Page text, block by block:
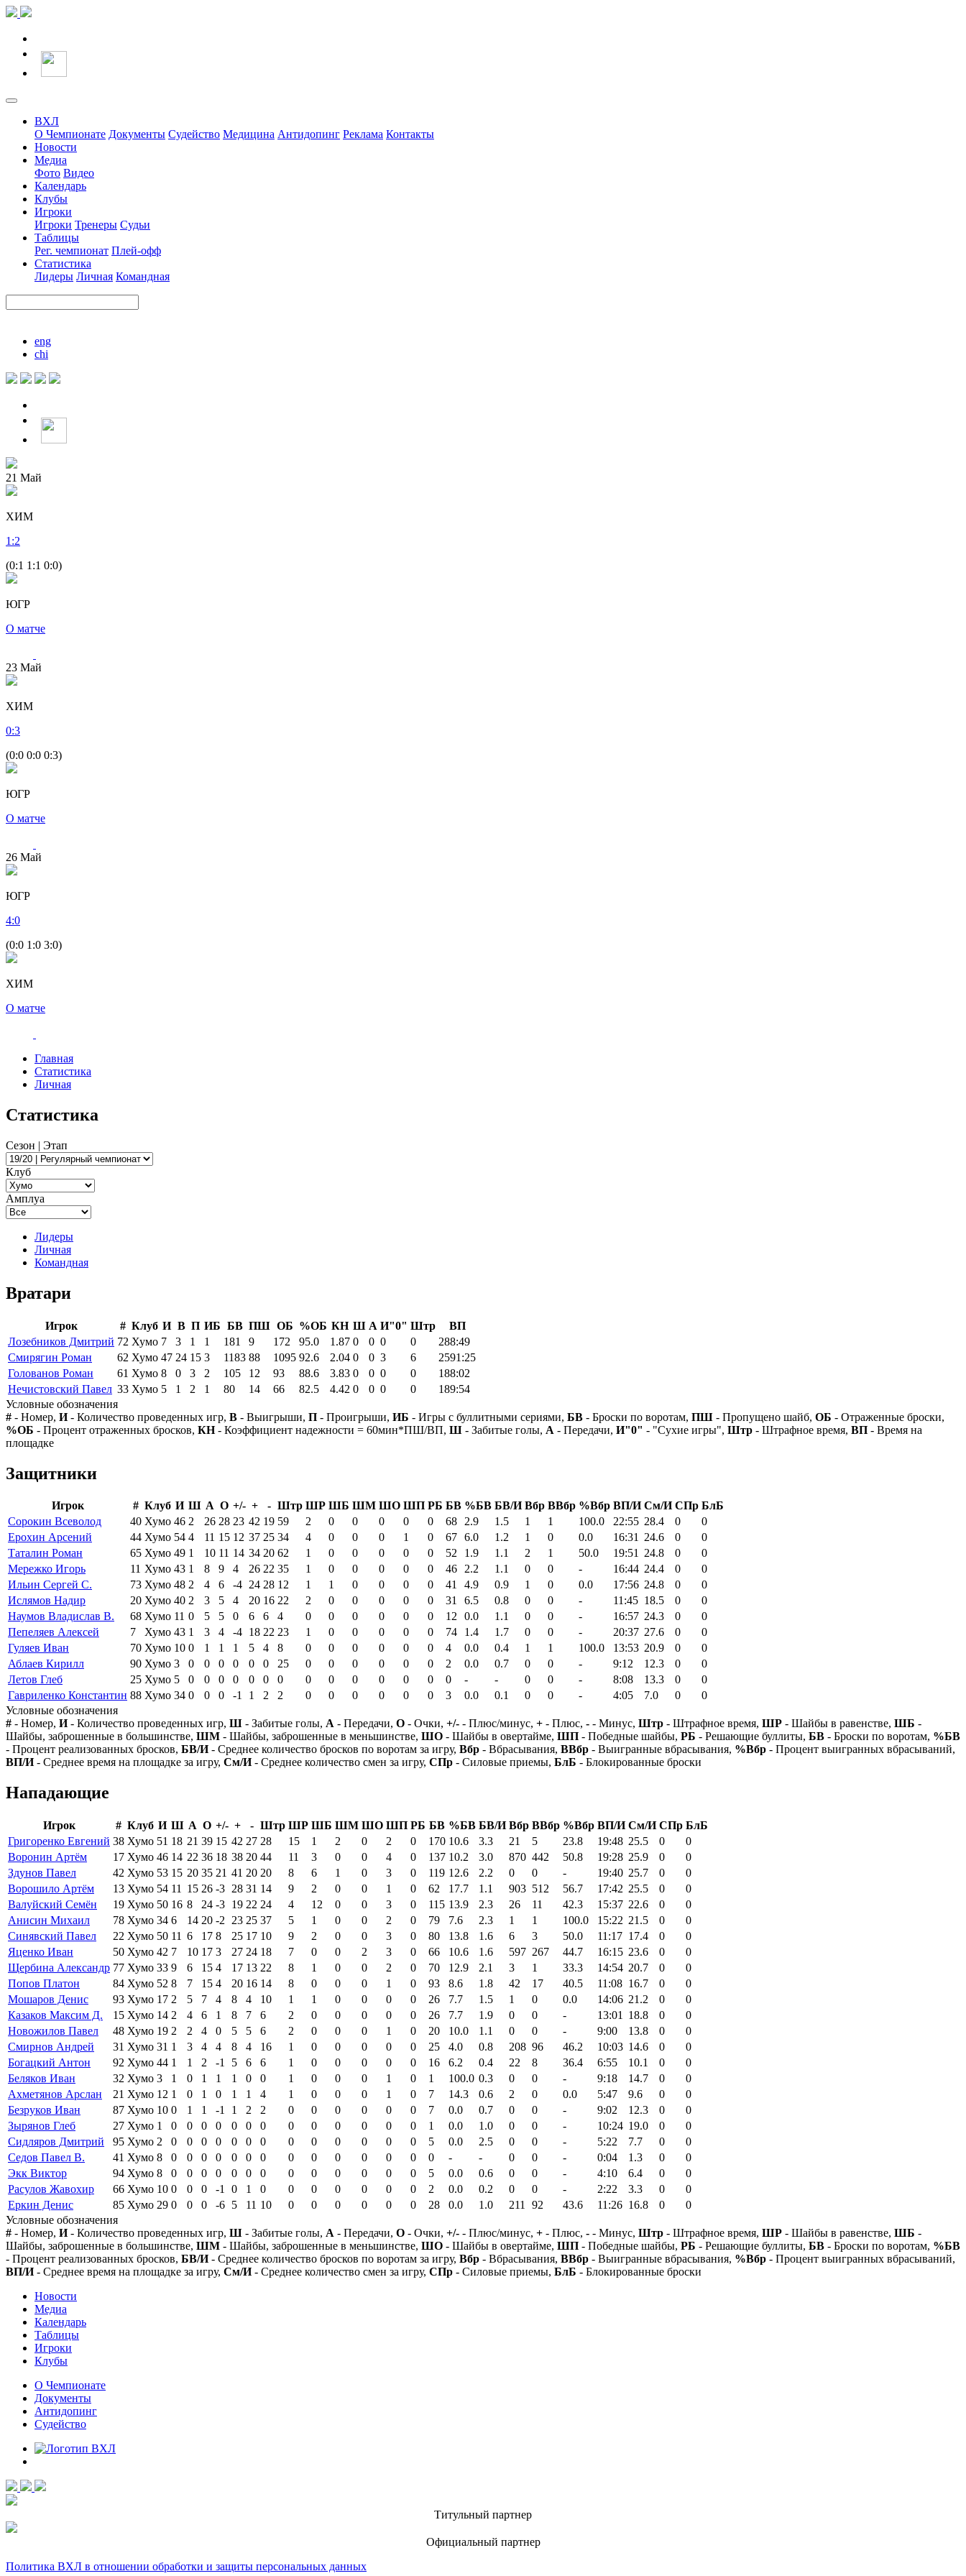
ВХЛ
О Чемпионате Документы Судейство Медицина Антидопинг Реклама Контакты
Новости
Медиа
Фото Видео
Календарь
Клубы
Игроки
Игроки Тренеры Судьи
Таблицы
Рег. чемпионат Плей-офф
Статистика
Лидеры Личная Командная
eng
chi
21 Май
ХИМ
1 :2
(0:1 1:1 0:0)
ЮГР
О матче
23 Май
ХИМ
0:3
(0:0 0:0 0:3)
ЮГР
О матче
26 Май
ЮГР
4:0
(0:0 1:0 3:0)
ХИМ
О матче
Главная
Статистика
Личная
Статистика
Сезон | Этап
Клуб
Амплуа
Лидеры
Личная
Командная
Вратари
Игрок # Клуб И В П ИБ БВ ПШ ОБ %ОБ КН Ш А И"0" Штр
ВП
Лозебников Дмитрий 72 Хумо 7 3 1 1 181 9 172 95.0 1.87 0 0 0 0
288:49
Смирягин Роман
62 Хумо 47 24 15 3 1183 88 1095 92.6 2.04 0 0 3 6
2591:25
Голованов Роман
61 Хумо 8 0 3 2 105 12 93 88.6 3.83 0 0 0 0
188:02
Нечистовский Павел 33 Хумо 5 1 2 1 80 14 66 82.5 4.42 0 0 0 0
189:54
Условные обозначения
# - Номер, И- Количество проведенных игр, В - Выигрыши, П - Проигрыши, ИБ - Игры с буллитными сериями, БВ - Броски по воротам, ПШ - Пропущено шайб, ОБ - Отраженные броски,
%ОБ - Процент отраженных бросков, КН- Коэффициент надежности = 60мин*ПШ/ВП, Ш - Забитые голы, А - Передачи, И"0" - "Сухие игры", Штр - Штрафное время, ВП - Время на
площадке
Защитники
Игрок # Клуб И Ш А О +/- + - Штр ШР ШБ ШМ ШО ШП РБ БВ %БВ БВ/И Вбр ВВбр %Вбр ВП/И См/И СПр БлБ
Сорокин Всеволод
40 Хумо 46 2 26 28 23 42 19 59 2 0 0 0 0 0 68 2.9 1.5 1 1 100.0 22:55 28.4 0
0
Ерохин Арсений
44 Хумо 54 4 11 15 12 37 25 34 4 0 0 0 1 0 67 6.0 1.2 1 0 0.0 16:31 24.6 0
0
Таталин Роман
65 Хумо 49 1 10 11 14 34 20 62 1 0 0 0 0 0 52 1.9 1.1 2 1 50.0 19:51 24.8 0
0
Мережко Игорь
11 Хумо 43 1 8 9 4 26 22 35 1 0 0 0 0 0 46 2.2 1.1 0 0 - 16:44 24.4 0
0
Ильин Сергей С.
73 Хумо 48 2 4 6 -4 24 28 12 1 1 0 0 0 0 41 4.9 0.9 1 0 0.0 17:56 24.8 0
0
Ислямов Надир
20 Хумо 40 2 3 5 4 20 16 22 2 0 0 0 0 0 31 6.5 0.8 0 0 - 11:45 18.5 0
0
Наумов Владислав В.
68 Хумо 11 0 5 5 0 6 6 4 0 0 0 0 0 0 12 0.0 1.1 0 0 - 16:57 24.3 0
0
Пепеляев Алексей
7 Хумо 43 1 3 4 -4 18 22 23 1 0 0 0 0 0 74 1.4 1.7 0 0 - 20:37 27.6 0
0
Гуляев Иван
70 Хумо 10 0 1 1 1 5 4 8 0 0 0 0 0 0 4 0.0 0.4 1 1 100.0 13:53 20.9 0
0
Аблаев Кирилл
90 Хумо 3 0 0 0 0 0 0 25 0 0 0 0 0 0 2 0.0 0.7 0 0 - 9:12 12.3 0
0
Летов Глеб
25 Хумо 5 0 0 0 0 0 0 0 0 0 0 0 0 0 0 - - 0 0 - 8:08 13.3 0
0
Гавриленко Константин 88 Хумо 34 0 0 0 -1 1 2 2 0 0 0 0 0 0 3 0.0 0.1 0 0 - 4:05 7.0 0
0
Условные обозначения
# - Номер, И- Количество проведенных игр, Ш - Забитые голы, А - Передачи, О - Очки, +/- - Плюс/минус, + - Плюс, - - Минус, Штр - Штрафное время, ШР - Шайбы в равенстве, ШБ -
Шайбы, заброшенные в большинстве, ШМ - Шайбы, заброшенные в меньшинстве, ШО - Шайбы в овертайме, ШП - Победные шайбы, РБ - Решающие буллиты, БВ - Броски по воротам, %БВ
- Процент реализованных бросков, БВ/И- Среднее количество бросков по воротам за игру, Вбр - Вбрасывания, ВВбр - Выигранные вбрасывания, %Вбр - Процент выигранных вбрасываний,
ВП/И- Среднее время на площадке за игру, См/И- Среднее количество смен за игру, СПр - Силовые приемы, БлБ - Блокированные броски
Нападающие
Игрок # Клуб И Ш А О +/- + - Штр ШР ШБ ШМ ШО ШП РБ БВ %БВ БВ/И Вбр ВВбр %Вбр ВП/И См/И СПр БлБ
Григоренко Евгений 38 Хумо 51 18 21 39 15 42 27 28 15 1 2 0 2 0 170 10.6 3.3 21 5 23.8 19:48 25.5 0
0
Воронин Артём
17 Хумо 46 14 22 36 18 38 20 44 11 3 0 0 4 0 137 10.2 3.0 870 442 50.8 19:28 25.9 0
0
Здунов Павел
42 Хумо 53 15 20 35 21 41 20 20 8 6 1 0 3 0 119 12.6 2.2 0 0 - 19:40 25.7 0
0
Ворошило Артём
13 Хумо 54 11 15 26 -3 28 31 14 9 2 0 0 1 0 62 17.7 1.1 903 512 56.7 17:42 25.5 0
0
Валуйский Семён
19 Хумо 50 16 8 24 -3 19 22 24 4 12 0 0 3 0 115 13.9 2.3 26 11 42.3 15:37 22.6 0
0
Анисин Михаил
78 Хумо 34 6 14 20 -2 23 25 37 5 1 0 0 2 0 79 7.6 2.3 1 1 100.0 15:22 21.5 0
0
Синявский Павел
22 Хумо 50 11 6 17 8 25 17 10 9 2 0 0 3 0 80 13.8 1.6 6 3 50.0 11:17 17.4 0
0
Яценко Иван
50 Хумо 42 7 10 17 3 27 24 18 7 0 0 2 3 0 66 10.6 1.6 597 267 44.7 16:15 23.6 0
0
Щербина Александр 77 Хумо 33 9 6 15 4 17 13 22 8 1 0 0 2 0 70 12.9 2.1 3 1 33.3 14:54 20.7 0
0
Попов Платон
84 Хумо 52 8 7 15 4 20 16 14 8 0 0 0 1 0 93 8.6 1.8 42 17 40.5 11:08 16.7 0
0
Мошаров Денис
93 Хумо 17 2 5 7 4 8 4 10 1 1 0 0 0 0 26 7.7 1.5 1 0 0.0 14:06 21.2 0
0
Казаков Максим Д.
15 Хумо 14 2 4 6 1 8 7 6 2 0 0 0 0 0 26 7.7 1.9 0 0 - 13:01 18.8 0
0
Новожилов Павел
48 Хумо 19 2 2 4 0 5 5 6 2 0 0 0 1 0 20 10.0 1.1 0 0 - 9:00 13.8 0
0
Смирнов Андрей
31 Хумо 31 1 3 4 4 8 4 16 1 0 0 0 0 0 25 4.0 0.8 208 96 46.2 10:03 14.6 0
0
Богацкий Антон
92 Хумо 44 1 1 2 -1 5 6 6 1 0 0 0 0 0 16 6.2 0.4 22 8 36.4 6:55 10.1 0
0
Беляков Иван
32 Хумо 3 1 0 1 1 1 0 0 1 0 0 0 1 0 1 100.0 0.3 0 0 - 9:18 14.7 0
0
Ахметянов Арслан
21 Хумо 12 1 0 1 0 1 1 4 1 0 0 0 1 0 7 14.3 0.6 2 0 0.0 5:47 9.6 0
0
Безруков Иван
87 Хумо 10 0 1 1 -1 1 2 2 0 0 0 0 0 0 7 0.0 0.7 0 0 - 9:02 12.3 0
0
Зырянов Глеб
27 Хумо 1 0 0 0 0 0 0 0 0 0 0 0 0 0 1 0.0 1.0 0 0 - 10:24 19.0 0
0
Сидляров Дмитрий
95 Хумо 2 0 0 0 0 0 0 0 0 0 0 0 0 0 5 0.0 2.5 0 0 - 5:22 7.7 0
0
Седов Павел В.
41 Хумо 8 0 0 0 0 0 0 0 0 0 0 0 0 0 0 - - 0 0 - 0:04 1.3 0
0
Экк Виктор
94 Хумо 8 0 0 0 0 0 0 0 0 0 0 0 0 0 5 0.0 0.6 0 0 - 4:10 6.4 0
0
Расулов Жавохир
66 Хумо 10 0 0 0 -1 0 1 0 0 0 0 0 0 0 2 0.0 0.2 0 0 - 2:22 3.3 0
0
Еркин Денис
85 Хумо 29 0 0 0 -6 5 11 10 0 0 0 0 0 0 28 0.0 1.0 211 92 43.6 11:26 16.8 0
0
Условные обозначения
# - Номер, И- Количество проведенных игр, Ш - Забитые голы, А - Передачи, О - Очки, +/- - Плюс/минус, + - Плюс, - - Минус, Штр - Штрафное время, ШР - Шайбы в равенстве, ШБ -
Шайбы, заброшенные в большинстве, ШМ - Шайбы, заброшенные в меньшинстве, ШО - Шайбы в овертайме, ШП - Победные шайбы, РБ - Решающие буллиты, БВ - Броски по воротам, %БВ
- Процент реализованных бросков, БВ/И- Среднее количество бросков по воротам за игру, Вбр - Вбрасывания, ВВбр - Выигранные вбрасывания, %Вбр - Процент выигранных вбрасываний,
ВП/И- Среднее время на площадке за игру, См/И- Среднее количество смен за игру, СПр - Силовые приемы, БлБ - Блокированные броски
Новости
Медиа
Календарь
Таблицы
Игроки
Клубы
О Чемпионате
Документы
Антидопинг
Судейство
Титульный партнер
Официальный партнер
Политика ВХЛ в отношении обработки и защиты персональных данных